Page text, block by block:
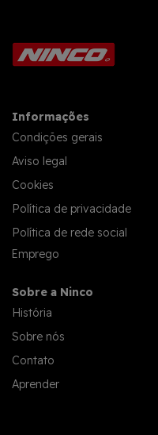
Informações
Condições gerais
Aviso legal
Cookies
Política de privacidade
Política de rede social
Emprego
Sobre a Ninco
História
Sobre nós
Contato
Aprender